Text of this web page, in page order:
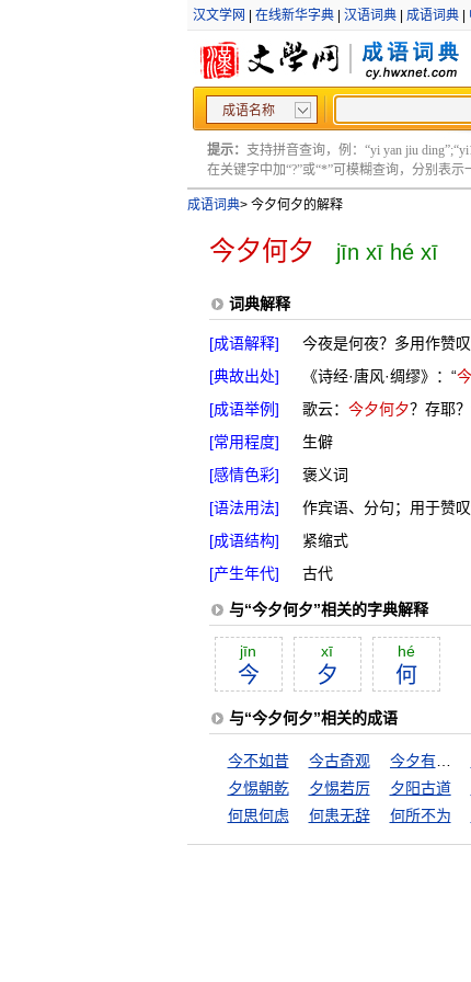
汉文学网 在线新华字典| 汉语词典| 成语词典|
成语名称
提示： 支持拼音查询，例：“yi yan jiu
在关键字中加“?”或“*”可模糊查询，分别表示
成语词典>今夕何夕的解释
今夕何夕 jīn xī hé xī
词典解释
[成语解释]
今夜是何夜？多用作赞叹
[典故出处]
《诗经·唐风·绸缪》：“
[成语举例]
歌云： 今夕何夕？存耶
[常用程度]
生僻
[感情色彩]
褒义词
[语法用法]
作宾语、分句；用于赞
[成语结构]
紧缩式
[产生年代]
古代
与“今夕何夕”相关的字典解释
jīn
今
xī
夕
hé
何
与“今夕何夕”相关的成语
今不如昔 今古奇观 今夕有酒今夕醉
夕惕朝乾
夕惕若厉 夕阳古道
何思何虑
何患无辞 何所不为